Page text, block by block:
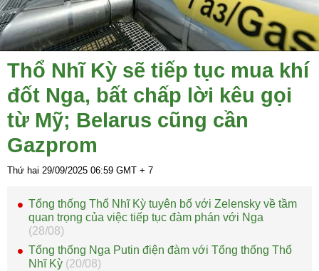
Thổ Nhĩ Kỳ sẽ tiếp tục mua khí
đốt Nga, bất chấp lời kêu gọi
từ Mỹ; Belarus cũng cần
Gazprom
Thứ hai 29/09/2025 06:59 GMT + 7
Tổng thống Thổ Nhĩ Kỳ tuyên bố với Zelensky về tầm
quan trọng của việc tiếp tục đàm phán với Nga
(28/08)
Tổng thống Nga Putin điện đàm với Tổng thống Thổ
Nhĩ Kỳ (20/08)